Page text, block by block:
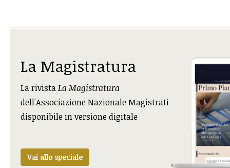
La Magistratura
La rivistaLa Magistratura
dell'Associazione Nazionale Magistrati
disponibile in versione digitale
Vai allo speciale